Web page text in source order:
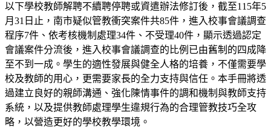
以下學校教師解聘不續聘停聘或資遣辦法修訂後，截至115年5
月31日止，南市疑似管教衝突案件共85件，進入校事會議調查
程序7件、依考核機制處理34件、不受理40件，顯示透過認定
會議案件分流後，進入校事會議調查的比例已由舊制的四成降
至不到一成。學生的適性發展與健全人格的培養，不僅需要學
校及教師的用心，更需要家長的全力支持與信任。本手冊將透
過建立良好的親師溝通、強化陳情事件的調和機制與教師支持
系統，以及提供教師處理學生違規行為的合理管教技巧全攻
略，以營造更好的學校教學環境。